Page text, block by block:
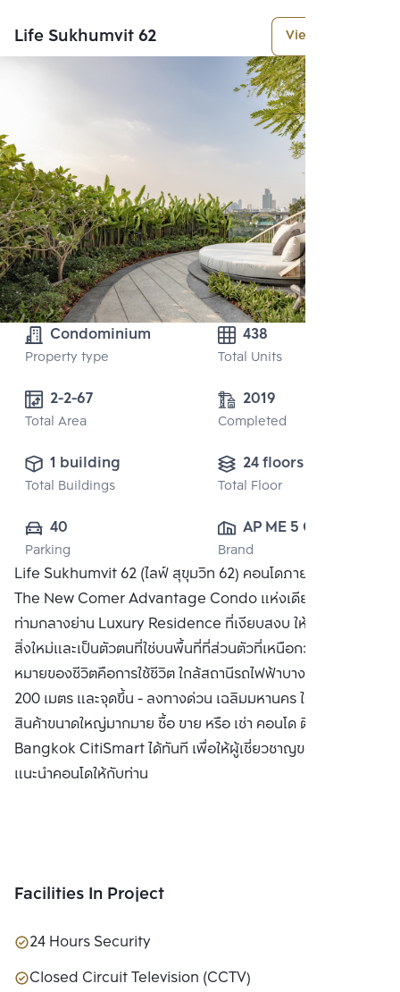
Life Sukhumvit 62 View More
Condominium
Property type
438
Total Units
2-2-67
Total Area
2019
Completed
1 building
Total Buildings
24 floors
Total Floor
40
Parking
AP ME 5 CO.,
LTD.
Brand
Life Sukhumvit 62 (ไลฟ์ สุขุมวิท 62) คอนโดภายใต้คอนเซ็ปต์
The New Comer Advantage Condo แห่งเดียวในซอย 62
ท่ามกลางย่าน Luxury Residence ที่เงียบสงบ ให้คุณได้ค้นหา
สิ่งใหม่และเป็นตัวตนที่ใช่บนพื้นที่ที่ส่วนตัวที่เหนือกว่า เพราะเป้า
หมายของชีวิตคือการใช้ชีวิต ใกล้สถานีรถไฟฟ้าบางจาก เพียง
200 เมตร และจุดขึ้น - ลงทางด่วน เฉลิมมหานคร ใกล้ห้างสรรพ
สินค้าขนาดใหญ่มากมาย ซื้อ ขาย หรือ เช่า คอนโด ติดต่อหาเรา
Bangkok CitiSmart ได้ทันที เพื่อให้ผู้เชี่ยวชาญของเราได้
แนะนำคอนโดให้กับท่าน
Facilities In Project
24 Hours Security
Closed Circuit Television (CCTV)